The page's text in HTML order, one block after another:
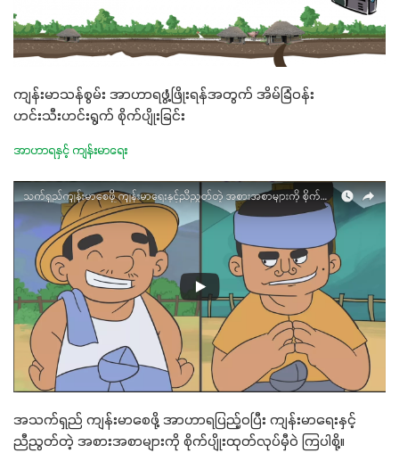
ကျန်းမာသန်စွမ်း အာဟာရဖွံ့ဖြိုးရန်အတွက် အိမ်ခြံဝန်း
ဟင်းသီးဟင်းရွက် စိုက်ပျိုးခြင်း
အာဟာရနှင့် ကျန်းမာရေး
အသက်ရှည် ကျန်းမာစေဖို့ အာဟာရပြည့်ဝပြီး ကျန်းမာရေးနှင့်
ညီညွတ်တဲ့ အစားအစာများကို စိုက်ပျိုးထုတ်လုပ်မှီဝဲ ကြပါစို့။